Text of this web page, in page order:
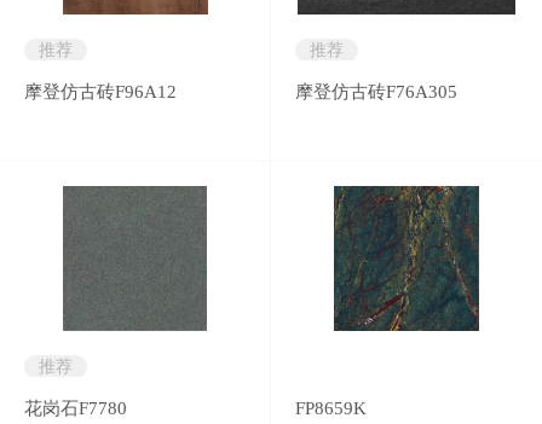
推荐
摩登仿古砖F96A12
推荐
摩登仿古砖F76A305
推荐
花岗石F7780 FP8659K